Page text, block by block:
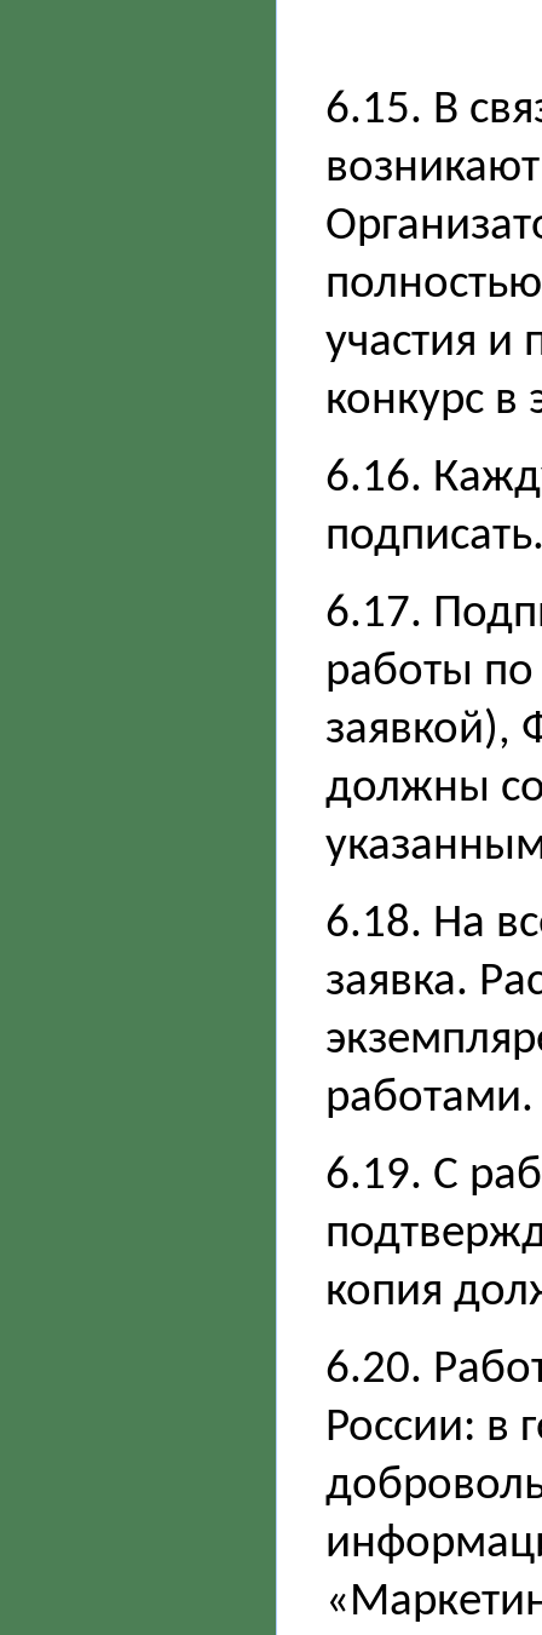
6.15. В
полностью
участия и
конкурс в
6.16.
6.17.
работы по
заявкой),
должны
6.18. На
заявка.
работами.
6.19. С
копия
6.20.
России: в